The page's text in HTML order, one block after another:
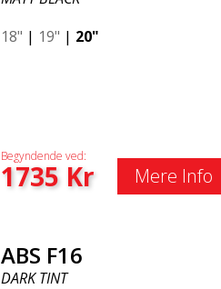
18" | 19" | 20"
Begyndende ved:
1735Kr Mere Info
ABS F16
DARK TINT